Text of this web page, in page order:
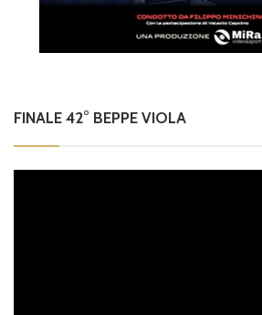
FINALE 42° BEPPE VIOLA